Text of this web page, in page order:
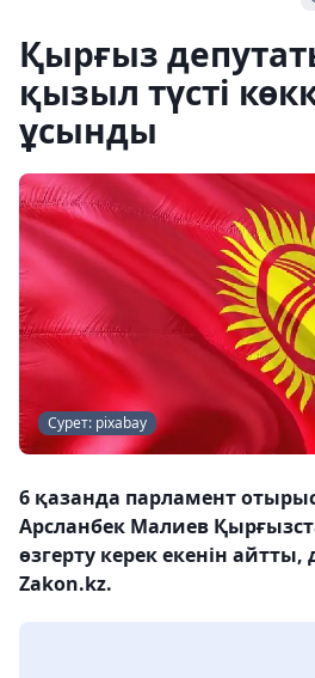
Қырғыз
қызыл түсті
ұсынды
Сурет: pixabay
6 қазанда парламент
Арсланбек Малиев
өзгерту керек екенін
Zakon.kz.